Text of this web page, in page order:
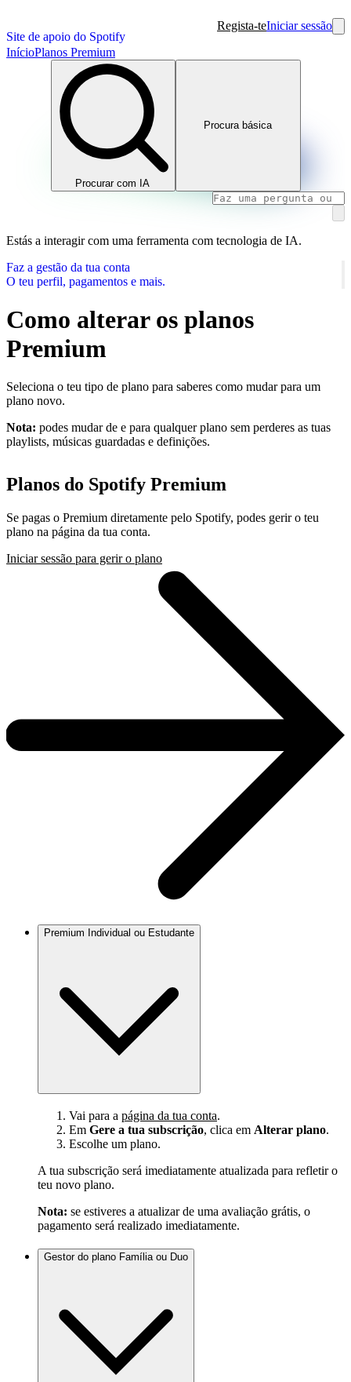
Site de apoio do Spotify
Regista-teIniciar sessão
InícioPlanos Premium
Procurar com IA
Procura básica
Estás a interagir com uma ferramenta com tecnologia de IA.
Faz a gestão da tua conta
O teu perfil, pagamentos e mais.
Como alterar os planos
Premium
Seleciona o teu tipo de plano para saberes como mudar para um
plano novo.
Nota: podes mudar de e para qualquer plano sem perderes as tuas
playlists, músicas guardadas e definições.
Planos do Spotify Premium
Se pagas o Premium diretamente pelo Spotify, podes gerir o teu
plano na página da tua conta.
Iniciar sessão para gerir o plano
Premium Individual ou Estudante
Vai para a página da tua conta.
Em Gere a tua subscrição, clica em Alterar plano.
Escolhe um plano.
A tua subscrição será imediatamente atualizada para refletir o
teu novo plano.
Nota: se estiveres a atualizar de uma avaliação grátis, o
pagamento será realizado imediatamente.
Gestor do plano Família ou Duo